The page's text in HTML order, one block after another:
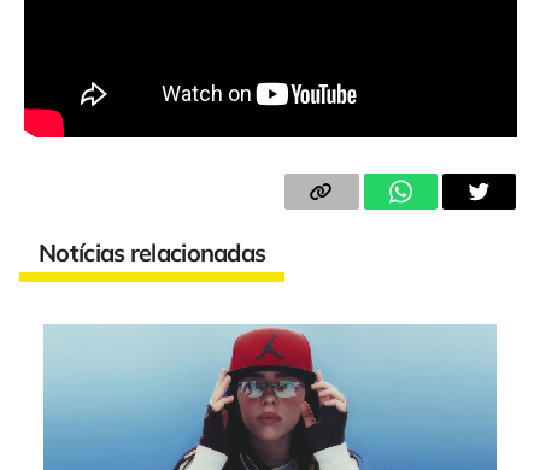
Notícias relacionadas